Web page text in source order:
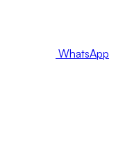
WhatsApp